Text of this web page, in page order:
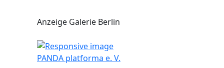
Anzeige Galerie Berlin
PANDA platforma e. V.